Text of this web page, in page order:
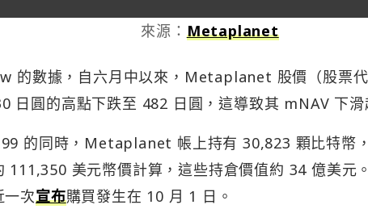
來源： Metaplanet
的數據，自六月中以來，Metaplanet 股價（股票
日圓的高點下跌至 482 日圓，這導致其 mNAV 下滑
的同時，Metaplanet 帳上持有 30,823 顆比特幣
111,350 美元幣價計算，這些持倉價值約 34 億美元
一次宣布購買發生在 10 月 1 日。